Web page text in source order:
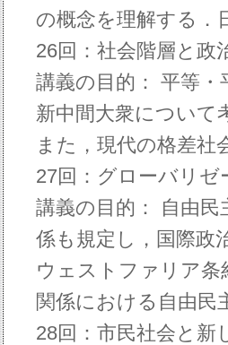
の概念を理解する．
26回：社会階層と政
講義の目的： 平等
新中間大衆について
また，現代の格差社
27回：グローバリ
講義の目的： 自由
係も規定し，国際政
ウェストファリア
関係における自由民
28回：市民社会と新